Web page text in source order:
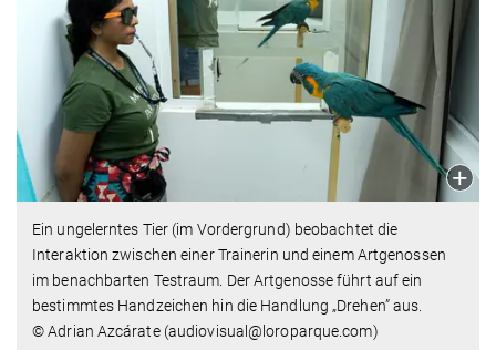
Ein ungelerntes Tier (im Vordergrund) beobachtet die
Interaktion zwischen einer Trainerin und einem Artgenossen
im benachbarten Testraum. Der Artgenosse führt auf ein
bestimmtes Handzeichen hin die Handlung „Drehen” aus.
© Adrian Azcárate (audiovisual@loroparque.com)